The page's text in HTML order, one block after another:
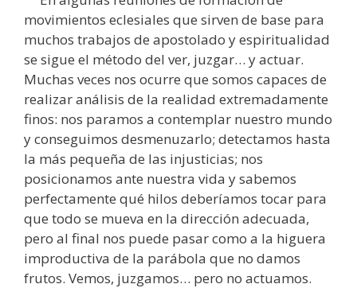
movimientos eclesiales que sirven de base para
muchos trabajos de apostolado y espiritualidad
se sigue el método del ver, juzgar… y actuar.
Muchas veces nos ocurre que somos capaces de
realizar análisis de la realidad extremadamente
finos: nos paramos a contemplar nuestro mundo
y conseguimos desmenuzarlo; detectamos hasta
la más pequeña de las injusticias; nos
posicionamos ante nuestra vida y sabemos
perfectamente qué hilos deberíamos tocar para
que todo se mueva en la dirección adecuada,
pero al final nos puede pasar como a la higuera
improductiva de la parábola que no damos
frutos. Vemos, juzgamos… pero no actuamos.